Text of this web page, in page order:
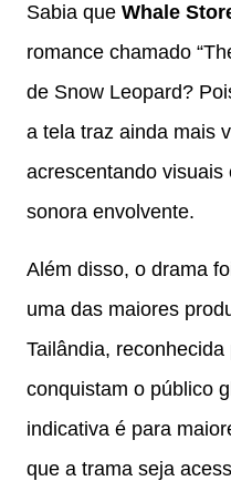
Sabia que Whale
romance chamado
de Snow Leopard?
a tela traz ainda mais
acrescentando
sonora envolvente.
Além disso, o drama
uma das maiores
Tailândia,
conquistam o público
indicativa é para
que a trama seja